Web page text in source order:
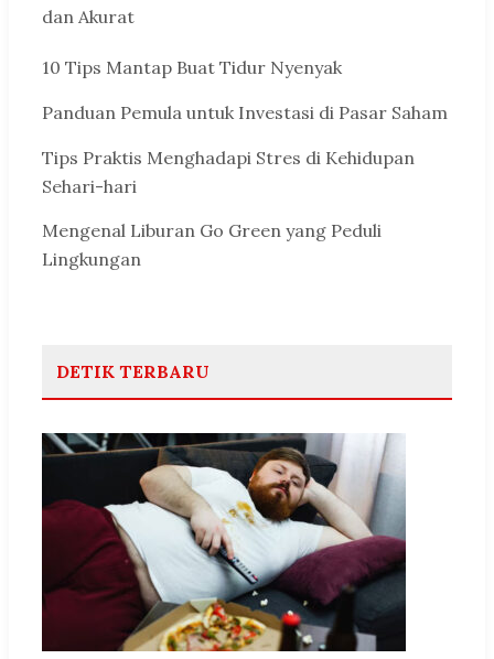
dan Akurat
10 Tips Mantap Buat Tidur Nyenyak
Panduan Pemula untuk Investasi di Pasar Saham
Tips Praktis Menghadapi Stres di Kehidupan
Sehari-hari
Mengenal Liburan Go Green yang Peduli
Lingkungan
DETIK TERBARU